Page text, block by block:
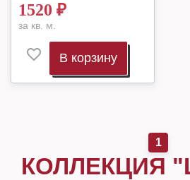
1520 ₽
за кв. м.
В корзину
1
КОЛЛЕКЦИЯ